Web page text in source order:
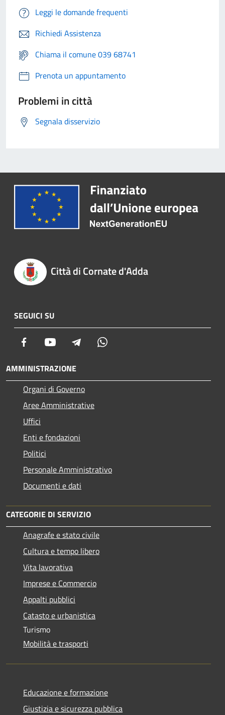
Leggi le domande frequenti
Richiedi Assistenza
Chiama il comune 039 68741
Prenota un appuntamento
Problemi in città
Segnala disservizio
Città di Cornate d'Adda
SEGUICI SU
Facebook Youtube Telegram
AMMINISTRAZIONE
Organi di Governo
Aree Amministrative
Uffici
Enti e fondazioni
Politici
Personale Amministrativo
Documenti e dati
CATEGORIE DI SERVIZIO
Anagrafe e stato civile
Cultura e tempo libero
Vita lavorativa
Imprese e Commercio
Appalti pubblici
Catasto e urbanistica
Turismo
Mobilità e trasporti
Educazione e formazione
Giustizia e sicurezza pubblica